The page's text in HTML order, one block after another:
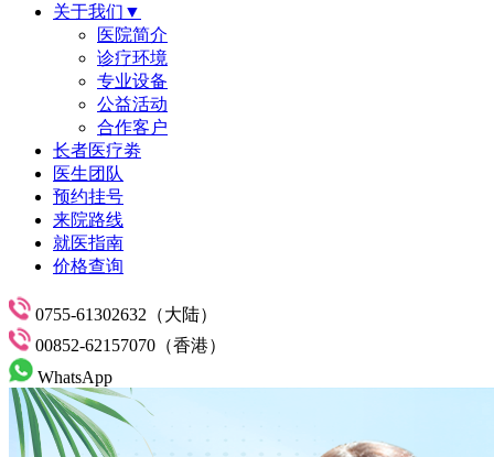
关于我们▼
医院简介
诊疗环境
专业设备
公益活动
合作客户
长者医疗劵
医生团队
预约挂号
来院路线
就医指南
价格查询
0755-61302632（大陆）
00852-62157070（香港）
WhatsApp